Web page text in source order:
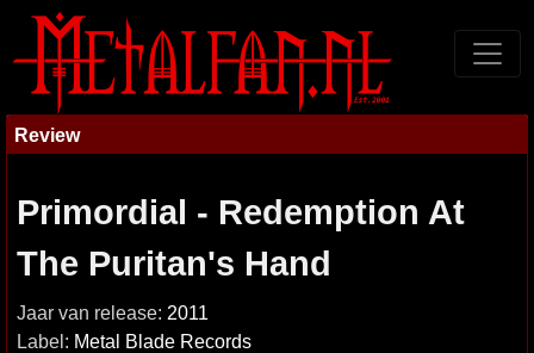
Review
Primordial - Redemption At
The Puritan's Hand
Jaar van release: 2011
Label: Metal Blade Records